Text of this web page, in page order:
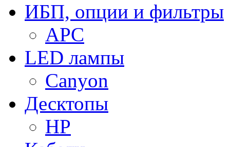
ИБП, опции и фильтры
APC
LED лампы
Canyon
Десктопы
HP